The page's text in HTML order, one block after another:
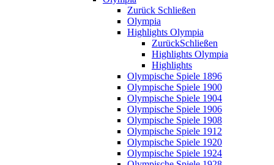
Zurück Schließen
Olympia
Highlights Olympia
ZurückSchließen
Highlights Olympia
Highlights
Olympische Spiele 1896
Olympische Spiele 1900
Olympische Spiele 1904
Olympische Spiele 1906
Olympische Spiele 1908
Olympische Spiele 1912
Olympische Spiele 1920
Olympische Spiele 1924